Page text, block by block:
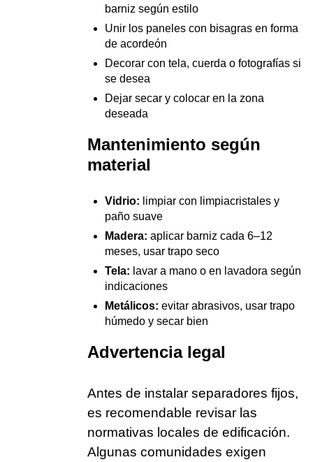
barniz según estilo
Unir los paneles con bisagras en forma
de acordeón
Decorar con tela, cuerda o fotografías si
se desea
Dejar secar y colocar en la zona
deseada
Mantenimiento según
material
Vidrio: limpiar con limpiacristales y
paño suave
Madera: aplicar barniz cada 6–12
meses, usar trapo seco
Tela: lavar a mano o en lavadora según
indicaciones
Metálicos: evitar abrasivos, usar trapo
húmedo y secar bien
Advertencia legal
Antes de instalar separadores fijos,
es recomendable revisar las
normativas locales de edificación.
Algunas comunidades exigen